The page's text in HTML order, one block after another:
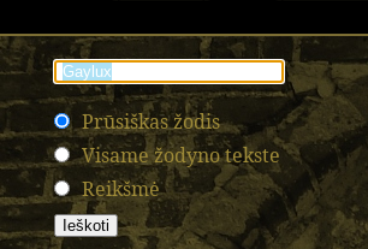
Prūsiškas žodis
Visame žodyno tekste
Reikšmė